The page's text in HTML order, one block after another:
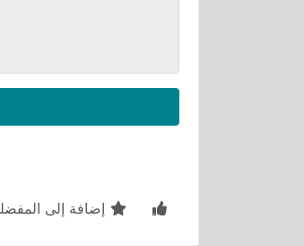
إضافة إلى